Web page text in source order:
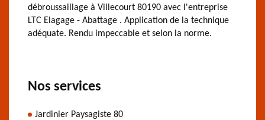
débroussaillage à Villecourt 80190 avec l'entreprise
LTC Elagage - Abattage . Application de la technique
adéquate. Rendu impeccable et selon la norme.
Nos services
Jardinier Paysagiste 80